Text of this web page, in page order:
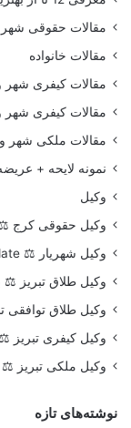
مقالات حقوقی
مقالات خانواده
مقالات کیفری شهر
مقالات کیفری شهر
مقالات ملکی شهر
نمونه لایحه +
وکیل
وکیل حقوقی کرج ⚖️
وکیل شهریار ⚖️ last update
وکیل طلاق تبریز ⚖️
وکیل طلاق توافقی تبریز ⚖️ در
وکیل کیفری تبریز ⚖️
وکیل ملکی تبریز ⚖️
نوشته‌های تازه